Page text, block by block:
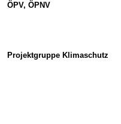
ÖPV, ÖPNV
Projektgruppe Klimaschutz